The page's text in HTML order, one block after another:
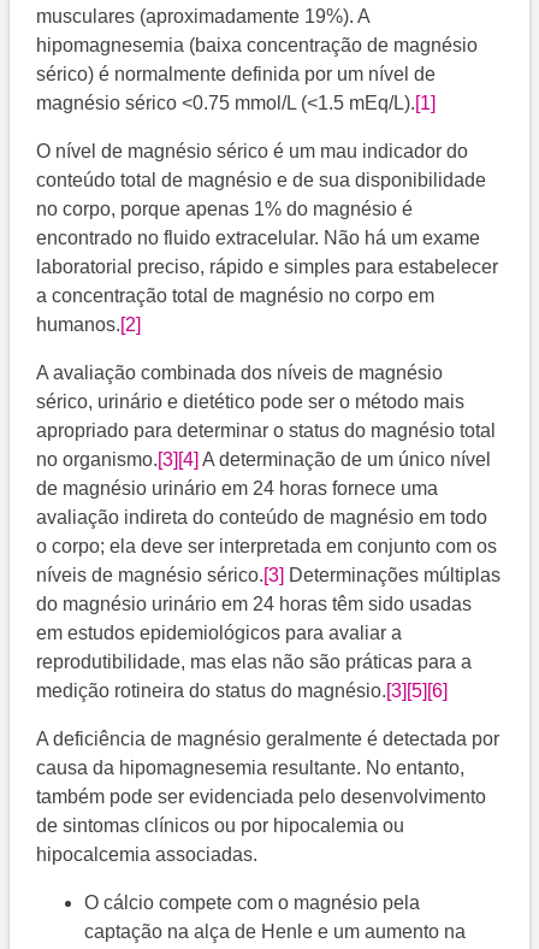
musculares (aproximadamente 19%). A
hipomagnesemia (baixa concentração de magnésio
sérico) é normalmente definida por um nível de
magnésio sérico <0.75 mmol/L (<1.5 mEq/L).[1]
O nível de magnésio sérico é um mau indicador do
conteúdo total de magnésio e de sua disponibilidade
no corpo, porque apenas 1% do magnésio é
encontrado no fluido extracelular. Não há um exame
laboratorial preciso, rápido e simples para estabelecer
a concentração total de magnésio no corpo em
humanos.[2]
A avaliação combinada dos níveis de magnésio
sérico, urinário e dietético pode ser o método mais
apropriado para determinar o status do magnésio total
no organismo.[3] [4] ​​ A determinação de um único nível
de magnésio urinário em 24 horas fornece uma
avaliação indireta do conteúdo de magnésio em todo
o corpo; ela deve ser interpretada em conjunto com os
níveis de magnésio sérico.[3] ​ Determinações múltiplas
do magnésio urinário em 24 horas têm sido usadas
em estudos epidemiológicos para avaliar a
reprodutibilidade, mas elas não são práticas para a
medição rotineira do status do magnésio.[3] [5] [6]
A deficiência de magnésio geralmente é detectada por
causa da hipomagnesemia resultante. No entanto,
também pode ser evidenciada pelo desenvolvimento
de sintomas clínicos ou por hipocalemia ou
hipocalcemia associadas.
O cálcio compete com o magnésio pela
captação na alça de Henle e um aumento na